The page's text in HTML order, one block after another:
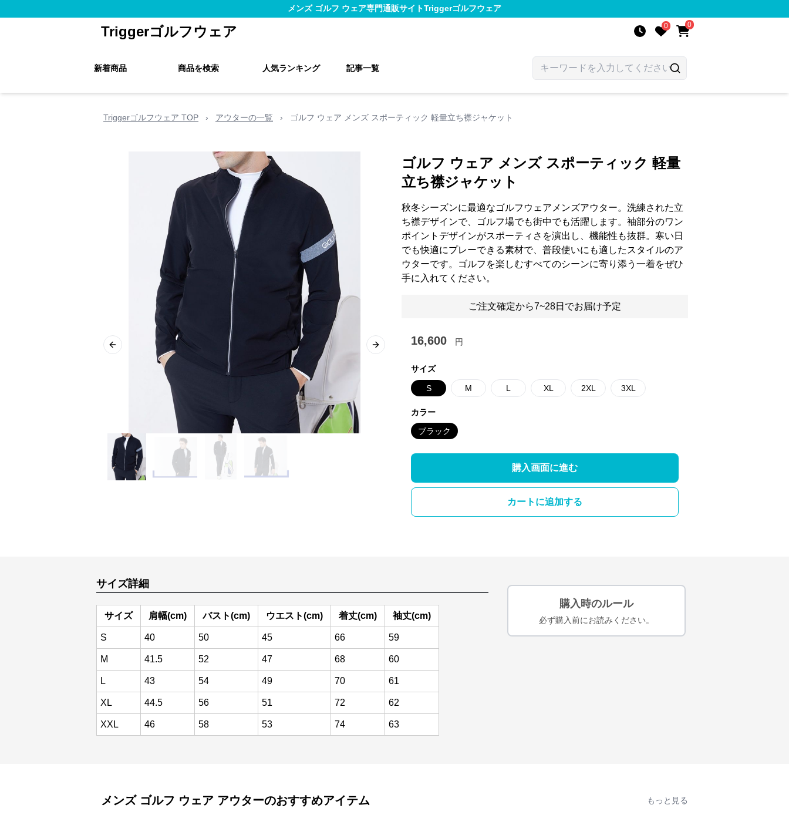
メンズ ゴルフ ウェア専門通販サイトTriggerゴルフウェア
Triggerゴルフウェア 0 0
新着商品 商品を検索 人気ランキング 記事一覧
Triggerゴルフウェア TOP › アウターの一覧 › ゴルフ ウェア メンズ スポーティック 軽量立ち襟ジャケット
Previous slide Next slide
ゴルフ ウェア メンズ スポーティック 軽量
立ち襟ジャケット
秋冬シーズンに最適なゴルフウェアメンズアウター。洗練された立
ち襟デザインで、ゴルフ場でも街中でも活躍します。袖部分のワン
ポイントデザインがスポーティさを演出し、機能性も抜群。寒い日
でも快適にプレーできる素材で、普段使いにも適したスタイルのア
ウターです。ゴルフを楽しむすべてのシーンに寄り添う一着をぜひ
手に入れてください。
ご注文確定から7~28日でお届け予定
16,600 円
サイズ
S M L XL 2XL 3XL
カラー
ブラック
購入画面に進む
カートに追加する
サイズ詳細
サイズ 肩幅(cm) バスト(cm) ウエスト(cm) 着丈(cm) 袖丈(cm)
S 40 50 45 66 59
M 41.5 52 47 68 60
L 43 54 49 70 61
XL 44.5 56 51 72 62
XXL 46 58 53 74 63
購入時のルール
必ず購入前にお読みください。
メンズ ゴルフ ウェア アウターのおすすめアイテム もっと見る